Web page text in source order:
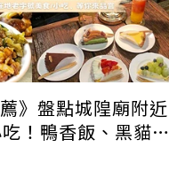
》盤點城隍廟附近
！鴨香飯、黑貓包